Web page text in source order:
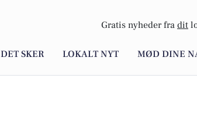
Gratis nyheder fra dit
DET SKER LOKALT NYT MØD DINE